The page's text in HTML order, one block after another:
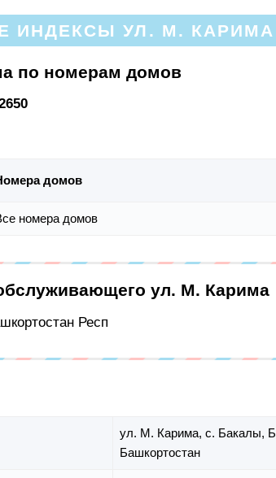
ИНДЕКСЫ УЛ. М. КАРИМА
по номерам домов
домов
номера домов
ул. М. Карима
Респ
ул. М. Карима, с. Бакалы,
Башкортостан